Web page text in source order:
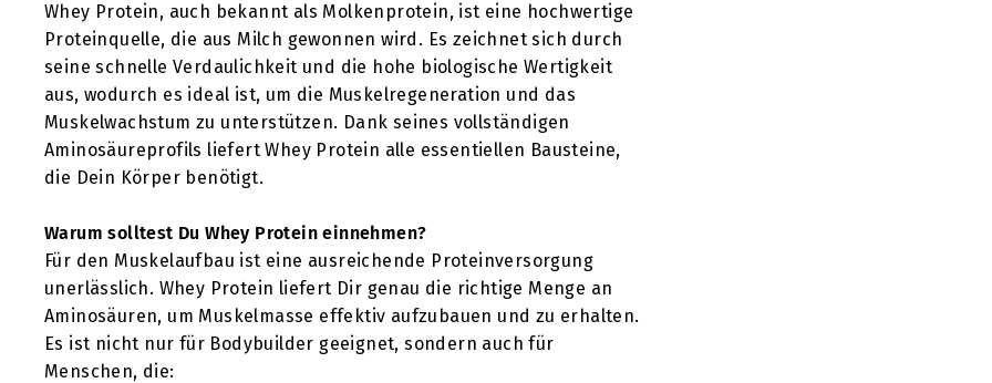
Whey Protein, auch bekannt als Molkenprotein, ist eine hochwertige
Proteinquelle, die aus Milch gewonnen wird. Es zeichnet sich durch
seine schnelle Verdaulichkeit und die hohe biologische Wertigkeit
aus, wodurch es ideal ist, um die Muskelregeneration und das
Muskelwachstum zu unterstützen. Dank seines vollständigen
Aminosäureprofils liefert Whey Protein alle essentiellen Bausteine,
die Dein Körper benötigt.
Warum solltest Du Whey Protein einnehmen?
Für den Muskelaufbau ist eine ausreichende Proteinversorgung
unerlässlich. Whey Protein liefert Dir genau die richtige Menge an
Aminosäuren, um Muskelmasse effektiv aufzubauen und zu erhalten.
Es ist nicht nur für Bodybuilder geeignet, sondern auch für
Menschen, die: